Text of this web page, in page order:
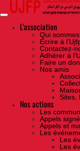
Skip
the
contentL'association
Qui
Ecrire à
Contactez-
Adhérer à
Faire un
Nos amis
Sites,
Nos actions
Les
Appels
Appels et
Les
Les
Les